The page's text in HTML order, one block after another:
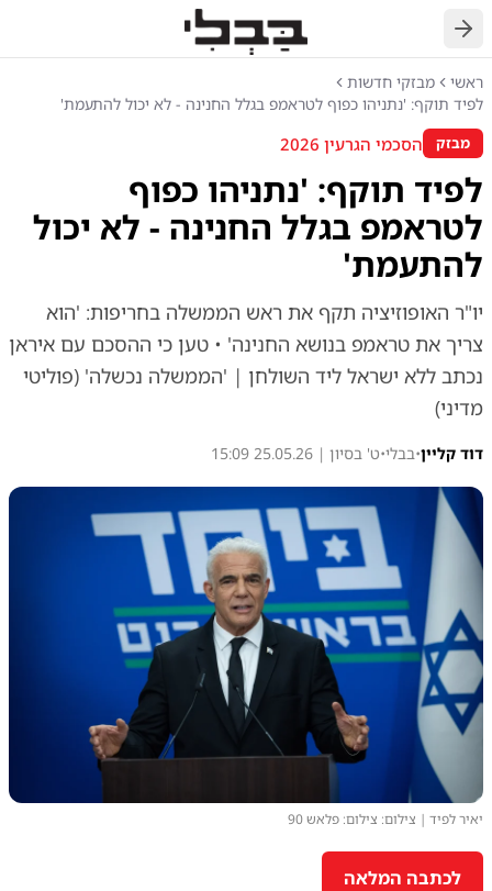
חזרה
ראשי
מבזקי חדשות
לפיד תוקף: 'נתניהו כפוף לטראמפ בגלל החנינה - לא יכול להתעמת'
מבזק הסכמי הגרעין 2026
לפיד תוקף: 'נתניהו כפוף
לטראמפ בגלל החנינה - לא יכול
להתעמת'
יו"ר האופוזיציה תקף את ראש הממשלה בחריפות: 'הוא
צריך את טראמפ בנושא החנינה' • טען כי ההסכם עם איראן
נכתב ללא ישראל ליד השולחן | 'הממשלה נכשלה' (פוליטי
מדיני)
דוד קליין•בבלי•ט' בסיון | 25.05.26 15:09
יאיר לפיד | צילום: צילום: פלאש 90
לכתבה המלאה